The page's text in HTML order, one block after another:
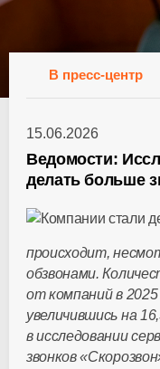
В пресс-центр
15.06.2026
Ведомости:
делать больше
происходит,
обзвонами.
от компаний в
увеличившись на
в исследовании
звонков